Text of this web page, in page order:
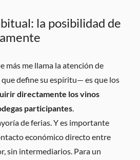
la posibilidad de
más me llama la atención de
define su espíritu— es que los
directamente los vinos
participantes.
de ferias. Y es importante
económico directo entre
sin intermediarios. Para un